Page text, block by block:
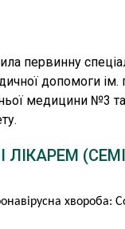
серцево-
спосіб
первинну
допомоги
медицини №3
ЛІКАРЕМ
хвороба: